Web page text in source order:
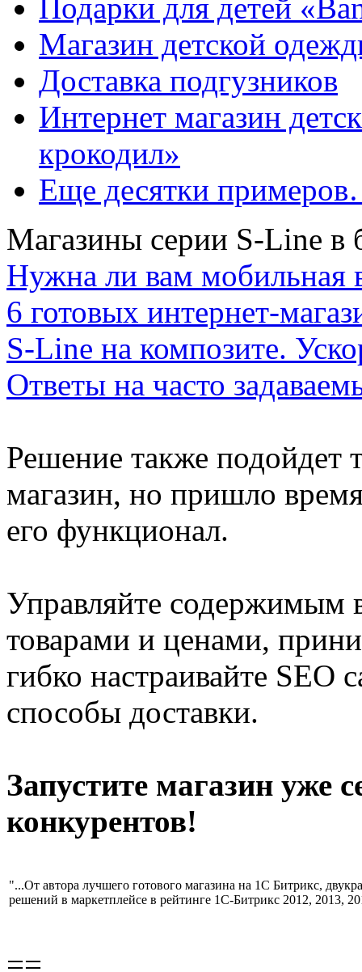
Подарки для детей
Магазин детской
Доставка подгузников
Интернет магазин
крокодил»
Еще десятки
Магазины серии S-Line в
Нужна ли вам мобильная
6 готовых интернет-
S-Line на композите.
Ответы на часто
Решение также подойдет
магазин, но пришло
его функционал.
Управляйте содержимым
товарами и ценами,
гибко настраивайте SEO
способы доставки.
Запустите магазин уже
конкурентов!
"...От автора лучшего готового магазина на 1С Битрикс,
решений в маркетплейсе в рейтинге 1С-Битрикс 2012, 2013,
==